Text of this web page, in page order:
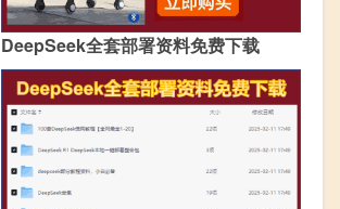
DeepSeek全套部署资料免费下载